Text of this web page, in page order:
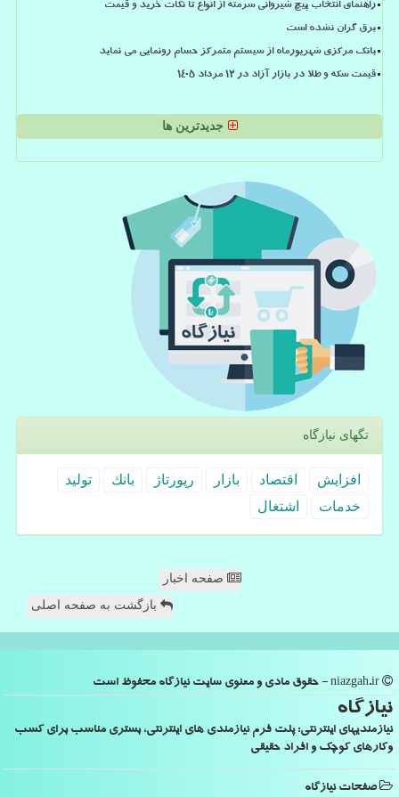
راهنمای انتخاب پیچ شیروانی سرمته از انواع تا نکات خرید و قیمت
برق گران نشده است
بانک مرکزی شهریورماه از سیستم متمرکز حسام رونمایی می نماید
قیمت سکه و طلا در بازار آزاد در ۱۲ مرداد ۱۴۰۵
جدیدترین ها
تگهای نیازگاه
افزایش اقتصاد بازار رپورتاژ بانك
تولید
خدمات
اشتغال
صفحه اخبار
بازگشت به صفحه اصلی
نیازگاه
نیازمندیهای اینترنتی: پلت فرم نیازمندی های اینترنتی، بستری مناسب برای کسب
وکارهای کوچک و افراد حقیقی
صفحات نیازگاه